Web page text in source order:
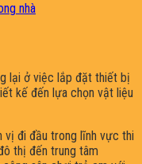
nhà
lại ở việc lắp đặt thiết bị
kế đến lựa chọn vật liệu
vị đi đầu trong lĩnh vực thi
thị đến trung tâm